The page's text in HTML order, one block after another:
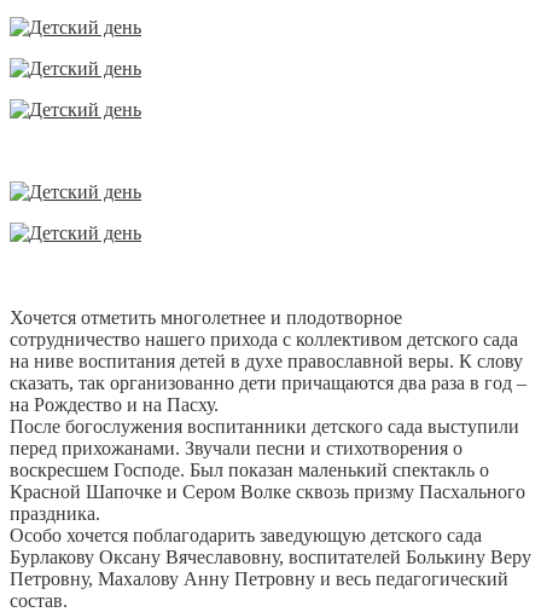
Хочется отметить многолетнее и плодотворное
сотрудничество нашего прихода с коллективом детского сада
на ниве воспитания детей в духе православной веры. К слову
сказать, так организованно дети причащаются два раза в год –
на Рождество и на Пасху.
После богослужения воспитанники детского сада выступили
перед прихожанами. Звучали песни и стихотворения о
воскресшем Господе. Был показан маленький спектакль о
Красной Шапочке и Сером Волке сквозь призму Пасхального
праздника.
Особо хочется поблагодарить заведующую детского сада
Бурлакову Оксану Вячеславовну, воспитателей Болькину Веру
Петровну, Махалову Анну Петровну и весь педагогический
состав.